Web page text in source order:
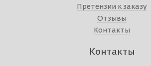
Претензии к заказу
Отзывы
Контакты
Контакты